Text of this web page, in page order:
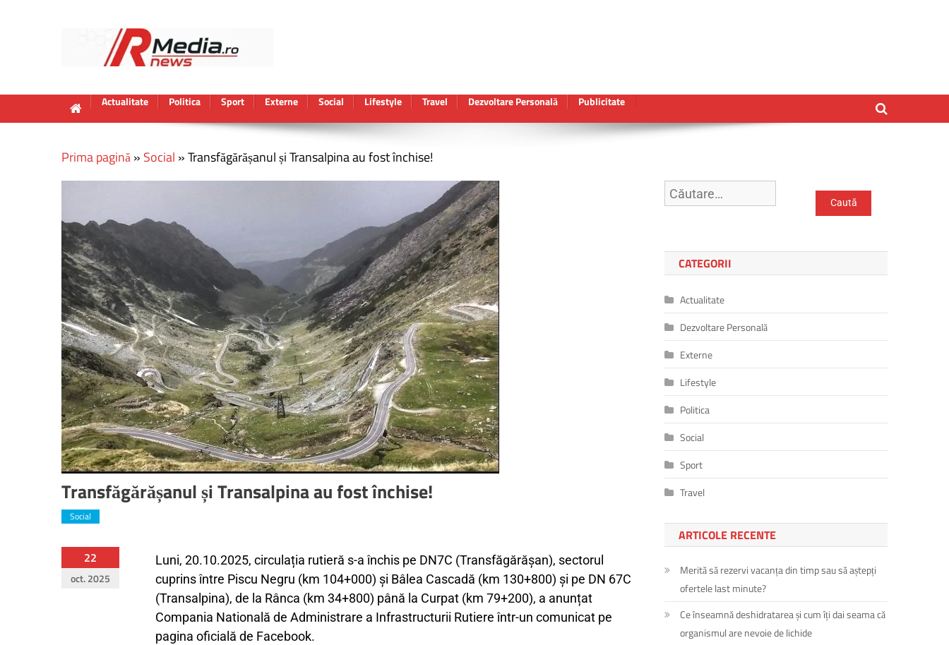
Actualitate Politica Sport Externe Social Lifestyle Travel Dezvoltare Personală Publicitate
Prima pagină» Social »Transfăgărășanul și Transalpina au fost închise!
Transfăgărășanul și Transalpina au fost închise!
Social
22
oct. 2025
Luni, 20.10.2025, circulația rutieră s-a închis pe DN7C (Transfăgărășan), sectorul
cuprins între Piscu Negru (km 104+000) și Bâlea Cascadă (km 130+800) și pe DN 67C
(Transalpina), de la Rânca (km 34+800) până la Curpat (km 79+200), a anunțat
Compania Natională de Administrare a Infrastructurii Rutiere într-un comunicat pe
pagina oficială de Facebook.
CATEGORII
Actualitate
Dezvoltare Personală
Externe
Lifestyle
Politica
Social
Sport
Travel
ARTICOLE RECENTE
Merită să rezervi vacanța din timp sau să aștepți
ofertele last minute?
Ce înseamnă deshidratarea și cum îți dai seama că
organismul are nevoie de lichide